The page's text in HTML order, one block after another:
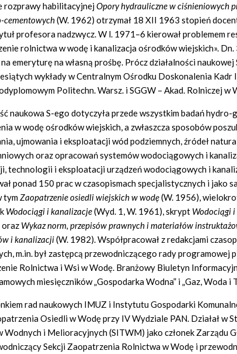
rozprawy habilitacyjnejOpory hydrauliczne w ciśnieniowych
cementowych(W. 1962) otrzymał 18 XII 1963 stopień
profesora nadzwycz. W l. 1971–6 kierował problemem
rolnictwa w wodę i kanalizacja ośrodków wiejskich».
emeryturę na własną prośbę. Prócz działalności naukowej
wykłady w Centralnym Ośrodku Doskonalenia Kadr
Politechn. Warsz. i SGGW – Akad. Rolniczej w
naukowa S-ego dotyczyła przede wszystkim badań
w wodę ośrodków wiejskich, a zwłaszcza sposobów
ujmowania i eksploatacji wód podziemnych, źródeł
oraz opracowań systemów wodociągowych i
technologii i eksploatacji urządzeń wodociągowych i
ponad 150 prac w czasopismach specjalistycznych i jako
tymZaopatrzenie osiedli wiejskich w wodę(W. 1956),
Wodociągi i kanalizacje(Wyd. 1, W. 1961), skrypt Wodociągi
oraz Wykaz norm, przepisów prawnych i materiałów
i kanalizacji(W. 1982). Współpracował z redakcjami
m.in. był zastępcą przewodniczącego rady programowej
Rolnictwa i Wsi w Wodę. Branżowy Biuletyn
miesięczników „Gospodarka Wodna” i „Gaz, Woda i
rad naukowych IMUZ i Instytutu Gospodarki
Osiedli w Wodę przy IV Wydziale PAN. Działał w
Wodnych i Melioracyjnych (SITWM) jako członek Zarządu
Sekcji Zaopatrzenia Rolnictwa w Wodę i